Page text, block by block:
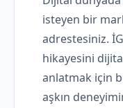
isteyen bir
adrestesiniz.
hikayesini
anlatmak için
aşkın